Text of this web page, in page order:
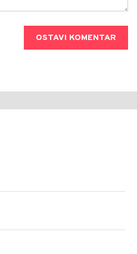
OSTAVI KOMENTAR